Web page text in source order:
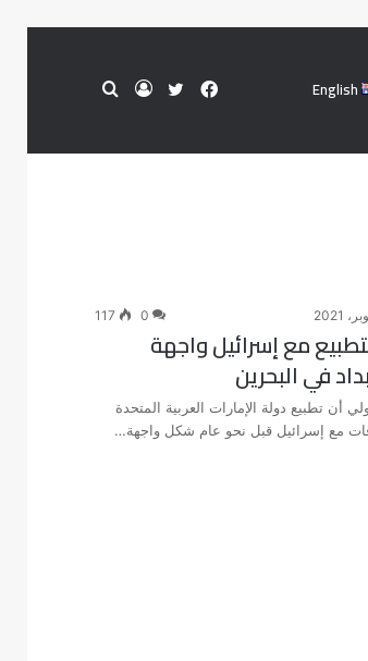
English بحثتسجيل تويتر
فيسبوك
0
117
مع إسرائيل واجهة
في البحرين
أن تطبيع دولة الإمارات العربية المتحدة
مع إسرائيل قبل نحو عام شكل واجهة…